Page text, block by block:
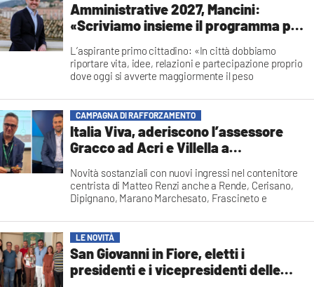
Amministrative 2027, Mancini:
«Scriviamo insieme il programma per
L’aspirante primo cittadino: «In città dobbiamo
riportare vita, idee, relazioni e partecipazione proprio
dove oggi si avverte maggiormente il peso
Redazione
CAMPAGNA DI RAFFORZAMENTO
Italia Viva, aderiscono l’assessore
Gracco ad Acri e Villella a
Novità sostanziali con nuovi ingressi nel contenitore
centrista di Matteo Renzi anche a Rende, Cerisano,
Dipignano, Marano Marchesato, Frascineto e
Redazione
LE NOVITÀ
San Giovanni in Fiore, eletti i
presidenti e i vicepresidenti delle